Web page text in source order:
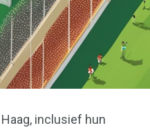
inclusief hun